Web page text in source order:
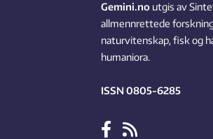
Gemini.no utgis av
allmennrettede
naturvitenskap, fisk og
humaniora.
ISSN 0805-6285